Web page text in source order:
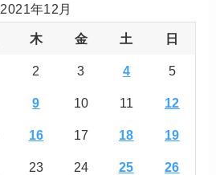
2021年12月
木 金 土 日
2 3 4 5
9 10 11 12
16 17 18 19
23 24 25 26